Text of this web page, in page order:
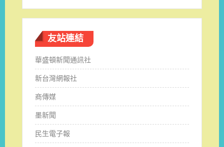
友站連結
華盛頓新聞通訊社
新台灣網報社
商傳媒
墨新聞
民生電子報